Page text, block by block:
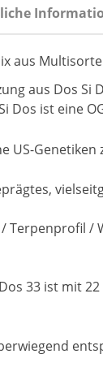
aus
aus Dos Si
Dos ist eine
US-
Terpenprofil /
33 ist mit